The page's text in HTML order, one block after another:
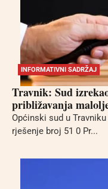
INFORMATIVNI SADRŽAJ
Travnik: Sud
približavanja
Općinski sud u
rješenje broj 51 0 Pr...